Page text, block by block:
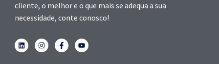
cliente, o melhor e o que mais se adequa a sua
necessidade, conte conosco!